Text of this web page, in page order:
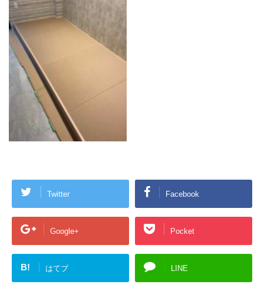
Twitter Facebook
Google+ Pocket
B! はてブ LINE